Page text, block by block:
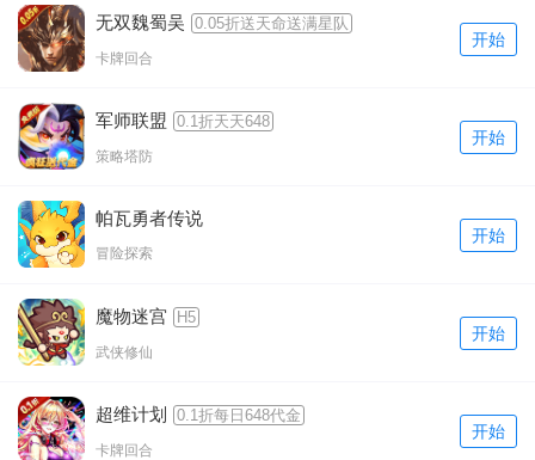
无双魏蜀吴 0.05折送天命送满星队
卡牌回合
开始
军师联盟 0.1折天天648
策略塔防
开始
帕瓦勇者传说
冒险探索
开始
魔物迷宫 H5
武侠修仙
开始
超维计划 0.1折每日648代金
卡牌回合
开始